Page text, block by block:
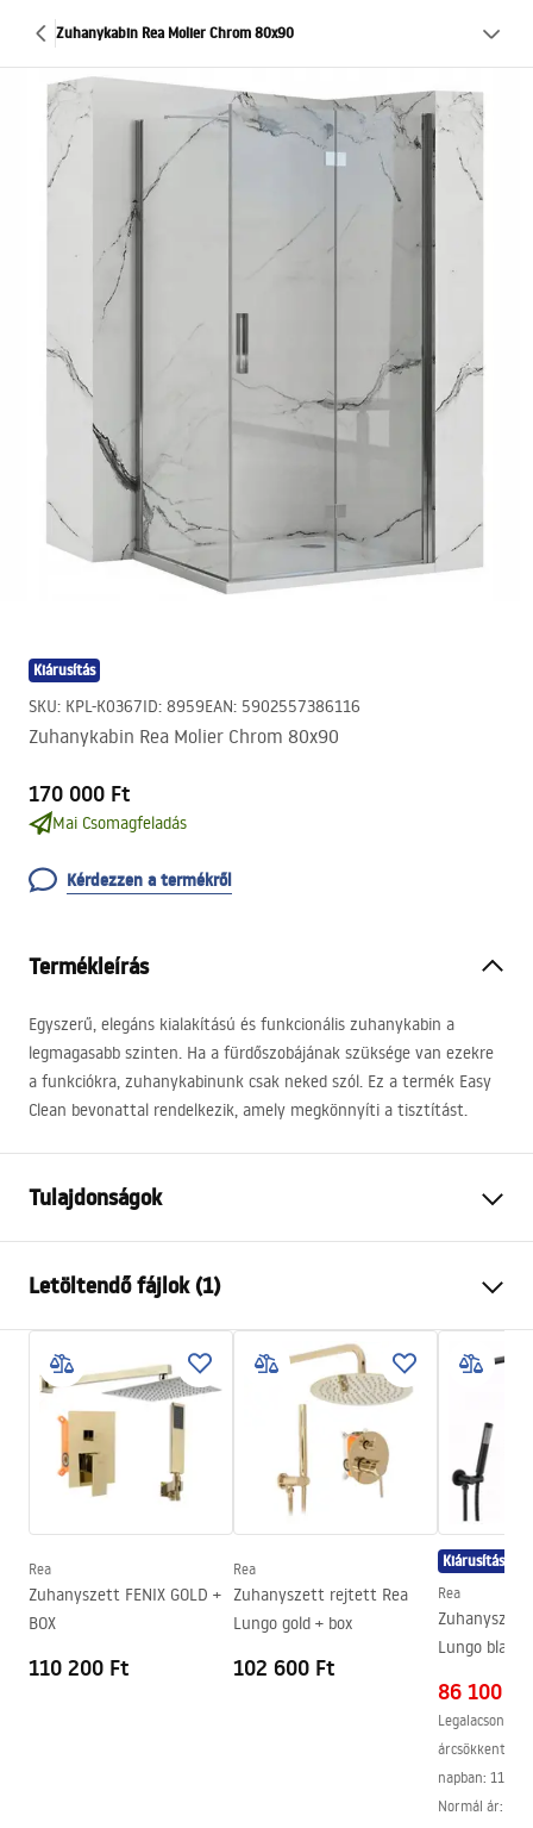
Zuhanykabin Rea Molier Chrom 80x90
Kiárusítás
SKU: KPL-K0367ID: 8959EAN: 5902557386116
Zuhanykabin Rea Molier Chrom 80x90
170 000 Ft
Mai Csomagfeladás
Kérdezzen a termékről
Termékleírás
Egyszerű, elegáns kialakítású és funkcionális zuhanykabin a
legmagasabb szinten. Ha a fürdőszobájának szüksége van ezekre
a funkciókra, zuhanykabinunk csak neked szól. Ez a termék Easy
Clean bevonattal rendelkezik, amely megkönnyíti a tisztítást.
Tulajdonságok
Szín
Kabin típusa
Sarok
Az üveg színe
Átlátszó 6mm
A nyitás módja
Összecsukható
Összeszerelés
A zuhanytálcán vagy a padlón
Magasság
1900
Garancia
Easy Clean bevonat
Igen, az üveg egyik oldalán
Letöltendő fájlok (1)
shower manual
shower manual.pdf
Rea
Zuhanyszett FENIX GOLD +
BOX
110 200 Ft
Rea
Zuhanyszett rejtett Rea
Lungo gold + box
102 600 Ft
Kiárusítás
Rea
Lungo black
86 100 Ft
árcsökkentést
napban: 114
Normál ár: